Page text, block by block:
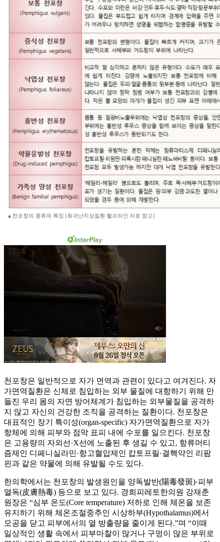
▲천포창의 종류와 특징 (희귀난치성질환 헬프라인 자료 참고)
천포창은 일반적으로 자가 면역과 관련이 있다고 여겨진다. 자
가면역질환은 신체로 침입하는 외부 물질에 대항하기 위해 만
들진 우리 몸의 자연 방어체계가 침입하는 외부물질을 공격하
지 않고 자신의 건강한 조직을 공격하는 질환이다. 천포창은
대표적인 장기 특이성(organ-specific) 자가면역질환으로 자가
항체에 의해 피부와 점막 표피 내에 수포를 일으킨다. 천포창
은 고용량의 자외선·X선에 노출된 후 생길 수 있고, 항류머티
즘제인 디페니실라민·항고혈압제인 캅토프릴·결핵약인 리팜
핀과 같은 약물에 의해 유발될 수도 있다.
한의학에서는 천포창의 발생원인을 양독발반(陽毒發斑)·피부
열독(皮膚熱毒) 등으로 보고 있다. 경희피레토한의원 강재춘
원장은 “심부 온도(Core temperature) 저하로 인해 체온을 보존
유지하기 위해 체온조절중추인 시상하부(Hypothalamus)에서
모공을 닫고 피부에서의 열 방출량을 줄이게 된다.”며 “이때
일상적인 생활 속에서 피부마찰이 많거나 구멍이 많은 부위로